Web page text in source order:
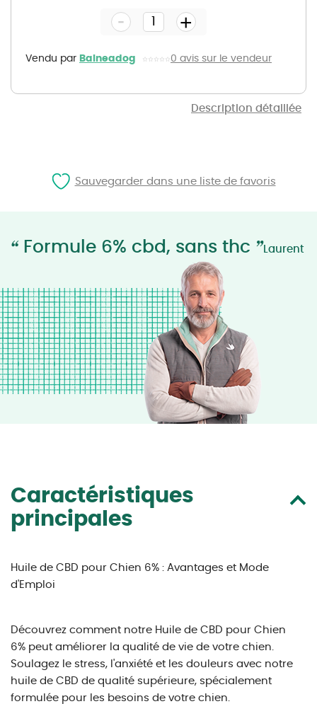
Description détaillée
gallery
Vendu par Balneadog 0 avis sur le vendeur
- +
“ Formule 6% cbd, sans thc ”Laurent
Caractéristiques
principales
Huile de CBD pour Chien 6% : Avantages et Mode
d'Emploi
Découvrez comment notre Huile de CBD pour Chien
6% peut améliorer la qualité de vie de votre chien.
Soulagez le stress, l'anxiété et les douleurs avec notre
huile de CBD de qualité supérieure, spécialement
formulée pour les besoins de votre chien.
Sauvegarder dans une liste de favoris